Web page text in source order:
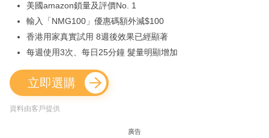
美國amazon鎖量及評價No. 1
輸入「NMG100」優惠碼額外減$100
香港用家真實試用 8週後效果已經顯著
每週使用3次、每日25分鐘 髮量明顯增加
立即選購
資料由客戶提供
廣告